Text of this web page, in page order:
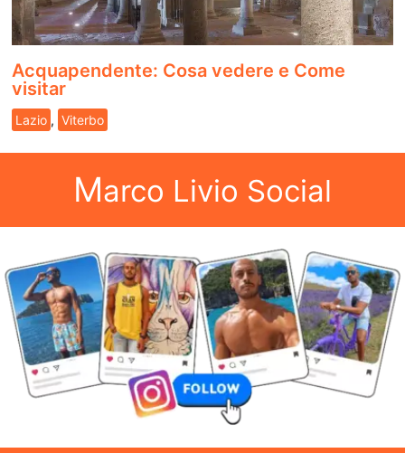
Acquapendente: Cosa vedere e Come
visitar
Lazio , Viterbo
Marco Livio Social